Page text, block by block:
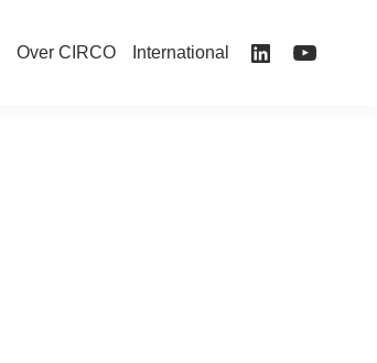
Over CIRCO International